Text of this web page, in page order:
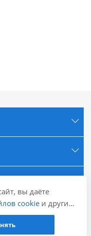
вы даёте
cookieи других
IP-адрес,
действиях